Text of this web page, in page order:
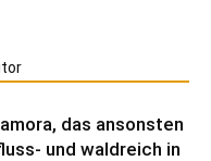
das ansonsten
und waldreich in